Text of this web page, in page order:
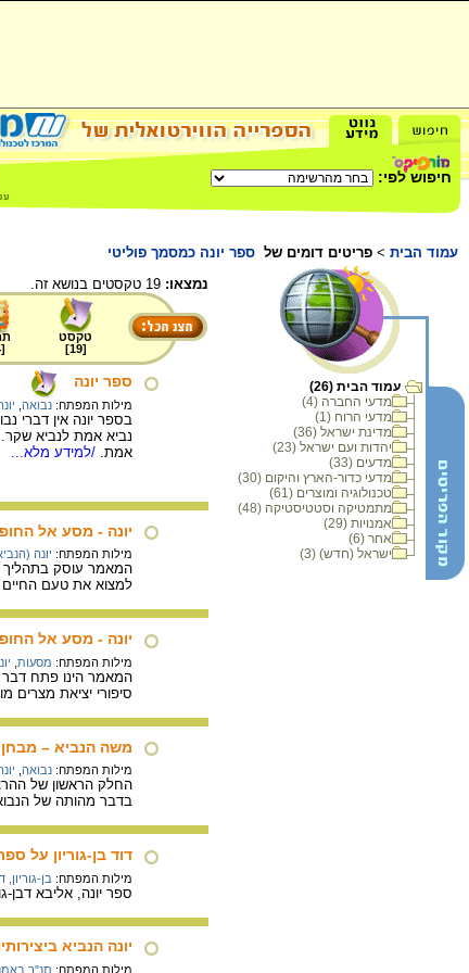
חיפוש לפי:
עמוד הבית > פריטים דומים של ספר יונה כמסמך פוליטי
עמוד הבית (26)
מדעי החברה (4)
מדעי הרוח (1)
מדינת ישראל (36)
יהדות ועם ישראל (23)
מדעים (33)
מדעי כדור-הארץ והיקום (30)
טכנולוגיה ומוצרים (61)
מתמטיקה וסטטיסטיקה (48)
אמנויות (29)
אחר (6)
ישראל (חדש) (3)
נמצאו:
טקסט
[
19
]
[
ספר יונה
מילות המפתח: נבואה
בספר יונה אין דברי
נביא אמת לנביא
אמת. /למידע מלא...
יונה - מסע אל
מילות המפתח: יונה
המאמר עוסק בתהליך
למצוא את טעם
יונה - מסע אל
מילות המפתח: מסעות
המאמר הינו פתח דבר
סיפורי יציאת מצרים
משה הנביא – מבחן
מילות המפתח: נבואה
החלק הראשון של
בדבר מהותה של
דוד בן-גוריון על
מילות המפתח: בן-גוריון,
ספר יונה, אליבא דבן-
יונה הנביא
מילות המפתח: תנ"ך